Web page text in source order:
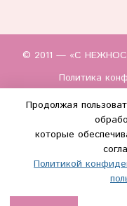
© 2011 — «С
Политика
Продолжая
которые
Политикой